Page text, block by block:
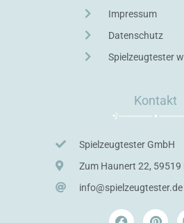
Impressum
Datenschutz
Spielzeugtester
Kontakt
Spielzeugtester GmbH
Zum Haunert 22, 59519
info@spielzeugtester.de
F
P